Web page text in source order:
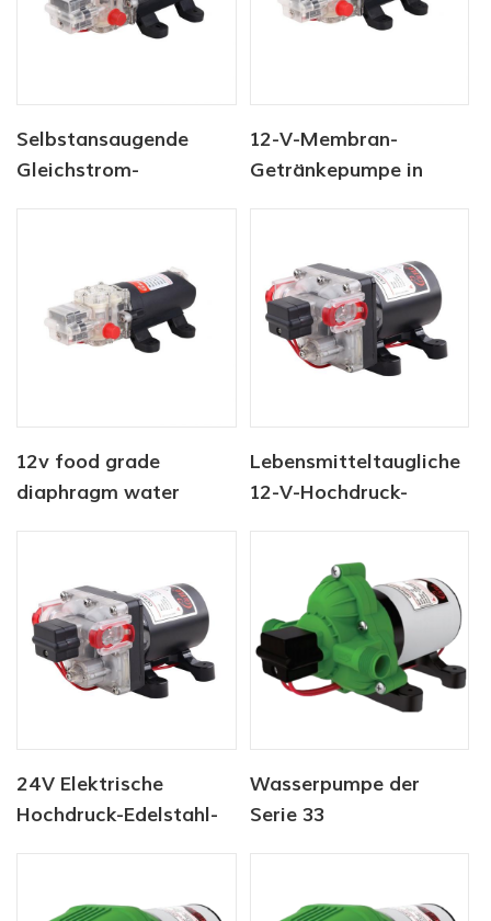
Selbstansaugende
Gleichstrom-
für Lebensmittel und
Getränke
12-V-Membran-
Getränkepumpe in
12v food grade
diaphragm water
Lebensmitteltaugliche
12-V-Hochdruck-
Lebensmittelhygiene
24V Elektrische
Hochdruck-Edelstahl-
Wasserpumpe der
Serie 33